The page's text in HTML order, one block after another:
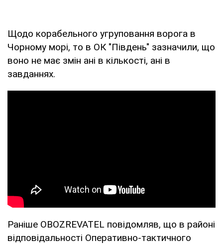
Щодо корабельного угруповання ворога в
Чорному морі, то в ОК "Південь" зазначили, що
воно не має змін ані в кількості, ані в
завданнях.
Раніше OBOZREVATEL повідомляв, що в районі
відповідальності Оперативно-тактичного